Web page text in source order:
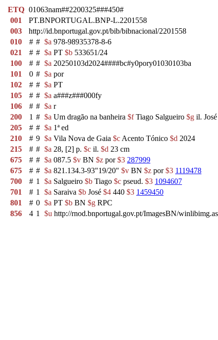
ETQ 01063nam##2200325###450#
001
PT.BNPORTUGAL.BNP-L.2201558
003
http://id.bnportugal.gov.pt/bib/bibnacional/2201558
010
# # $a 978-98935378-8-6
021
# # $a PT $b 533651/24
100
# # $a 20250103d2024####bc#y0pory01030103ba
101
0 # $a por
102
# # $a PT
105
# # $a a###z###000fy
106
# # $a r
200
1 # $a Um dragão na banheira $fTiago Salgueiro $g il.
205
# # $a 1ª ed
210
# 9 $a Vila Nova de Gaia $c Acento Tónico $d 2024
215
# # $a 28, [2] p. $c il. $d 23 cm
675
# # $a 087.5 $v BN $z por$3 287999
675
# # $a 821.134.3-93"19/20" $v BN $z por$3 1119478
700
# 1 $a Salgueiro $b Tiago $c pseud. $3 1094607
701
# 1 $a Saraiva $b José $4 440 $3 1459450
801
# 0 $a PT $b BN $g RPC
856
4 1 $u http://rnod.bnportugal.gov.pt/ImagesBN/